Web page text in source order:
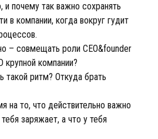
и почему так важно сохранять
в компании, когда вокруг гудит
– совмещать роли CEO&founder
крупной компании?
такой ритм? Откуда брать
на то, что действительно важно
заряжает, а что у тебя